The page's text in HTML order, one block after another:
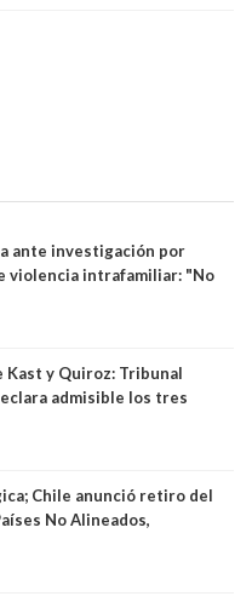
ante investigación por
violencia intrafamiliar: "No
Supremo
Kast y Quiroz: Tribunal
admisible los tres
Chile anunció retiro del
No Alineados,
Insulza lamentó decisión